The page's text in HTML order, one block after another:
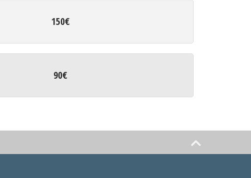
150€
90€